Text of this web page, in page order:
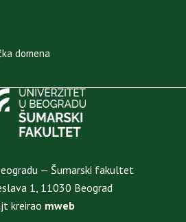
domena
— Šumarski fakultet
1, 11030 Beograd
kreirao mweb